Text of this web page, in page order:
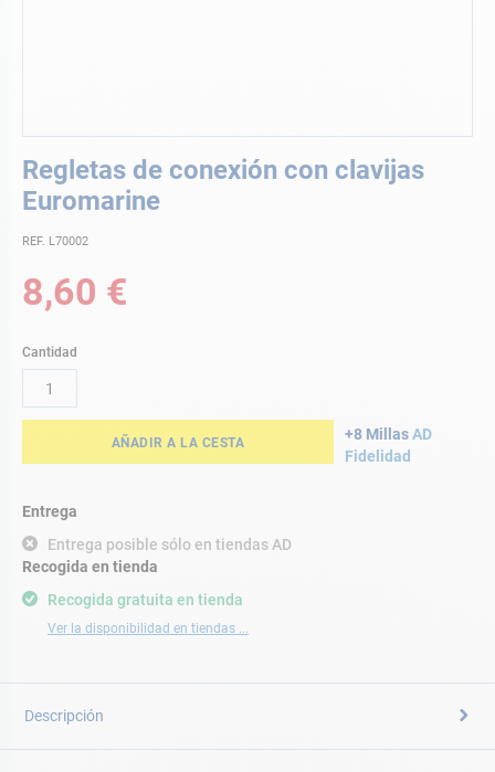
Regletas de conexión con clavijas
Euromarine
REF. L70002
8,60 €
Cantidad
AÑADIR A LA CESTA +8 MillasAD
Fidelidad
Entrega
Entrega posible sólo en tiendas AD
Recogida gratuita en tienda
Ver la disponibilidad en tiendas ...
Recogida en tienda
al
comienzo
de
la
de
imágenes
Descripción